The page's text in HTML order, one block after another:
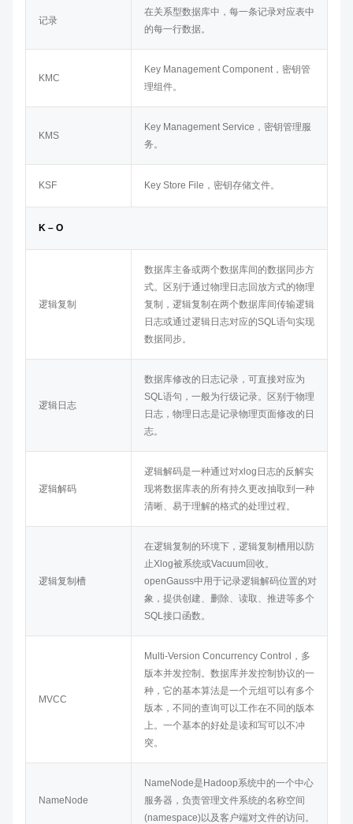
记录
在关系型数据库中，每一条记录对应表中
的每一行数据。
KMC
Key Management Component，密钥管
理组件。
KMS
Key Management Service，密钥管理服
务。
KSF Key Store File，密钥存储文件。
K – O
逻辑复制
数据库主备或两个数据库间的数据同步方
式。区别于通过物理日志回放方式的物理
复制，逻辑复制在两个数据库间传输逻辑
日志或通过逻辑日志对应的SQL语句实现
数据同步。
逻辑日志
数据库修改的日志记录，可直接对应为
SQL语句，一般为行级记录。区别于物理
日志，物理日志是记录物理页面修改的日
志。
逻辑解码
逻辑解码是一种通过对xlog日志的反解实
现将数据库表的所有持久更改抽取到一种
清晰、易于理解的格式的处理过程。
逻辑复制槽
在逻辑复制的环境下，逻辑复制槽用以防
止Xlog被系统或Vacuum回收。
openGauss中用于记录逻辑解码位置的对
象，提供创建、删除、读取、推进等多个
SQL接口函数。
MVCC
Multi-Version Concurrency Control，多
版本并发控制。数据库并发控制协议的一
种，它的基本算法是一个元组可以有多个
版本，不同的查询可以工作在不同的版本
上。一个基本的好处是读和写可以不冲
突。
NameNode
NameNode是Hadoop系统中的一个中心
服务器，负责管理文件系统的名称空间
(namespace)以及客户端对文件的访问。